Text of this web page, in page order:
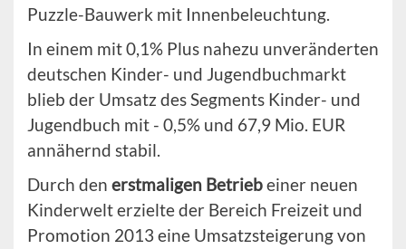
Puzzle-Bauwerk mit Innenbeleuchtung.
In einem mit 0,1% Plus nahezu unveränderten
deutschen Kinder- und Jugendbuchmarkt
blieb der Umsatz des Segments Kinder- und
Jugendbuch mit - 0,5% und 67,9 Mio. EUR
annähernd stabil.
Durch den erstmaligen Betriebeiner neuen
Kinderwelt erzielte der Bereich Freizeit und
Promotion 2013 eine Umsatzsteigerung von